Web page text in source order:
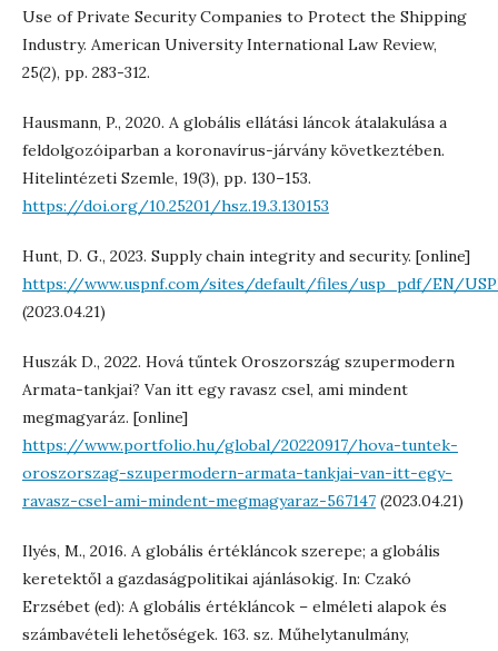
Use of Private Security Companies to Protect the Shipping
Industry. American University International Law Review,
25(2), pp. 283-312.
Hausmann, P., 2020. A globális ellátási láncok átalakulása a
feldolgozóiparban a koronavírus-járvány következtében.
Hitelintézeti Szemle, 19(3), pp. 130–153.
https://doi.org/10.25201/hsz.19.3.130153
Hunt, D. G., 2023. Supply chain integrity and security. [online]
https://www.uspnf.com/sites/default/files/usp_pdf/EN/
(2023.04.21)
Huszák D., 2022. Hová tűntek Oroszország szupermodern
Armata-tankjai? Van itt egy ravasz csel, ami mindent
megmagyaráz. [online]
https://www.portfolio.hu/global/20220917/hova-tuntek-
oroszorszag-szupermodern-armata-tankjai-van-itt-egy-
ravasz-csel-ami-mindent-megmagyaraz-567147 (2023.04.21)
Ilyés, M., 2016. A globális értékláncok szerepe; a globális
keretektől a gazdaságpolitikai ajánlásokig. In: Czakó
Erzsébet (ed): A globális értékláncok – elméleti alapok és
számbavételi lehetőségek. 163. sz. Műhelytanulmány,